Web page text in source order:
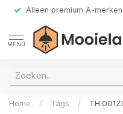
Alleen premium A-merken
MENU
Home / Tags / TH.001ZL